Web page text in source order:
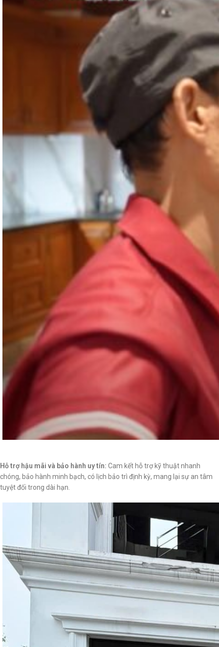
Hỗ trợ hậu mãi và bảo hành uy tín: Cam kết hỗ trợ kỹ thuật nhanh
chóng, bảo hành minh bạch, có lịch bảo trì định kỳ, mang lại sự an tâm
tuyệt đối trong dài hạn.